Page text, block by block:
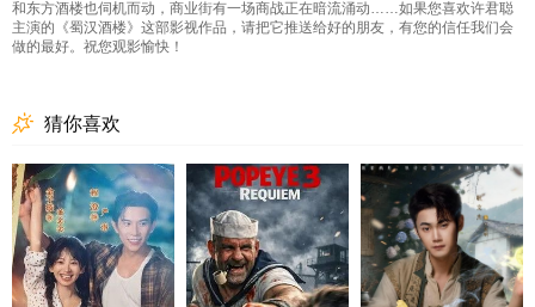
和东方酒楼也伺机而动，商业街有一场商战正在暗流涌动……如果您喜欢许君聪
主演的《蜀汉酒楼》这部影视作品，请把它推送给好的朋友，有您的信任我们会
做的最好。祝您观影愉快！
猜你喜欢